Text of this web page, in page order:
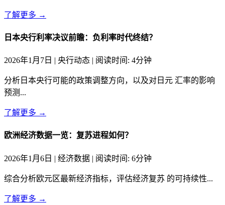
了解更多 →
日本央行利率决议前瞻：负利率时代终结？
2026年1月7日 | 央行动态 | 阅读时间: 4分钟
分析日本央行可能的政策调整方向，以及对日元 汇率的影响
预测...
了解更多 →
欧洲经济数据一览：复苏进程如何？
2026年1月6日 | 经济数据 | 阅读时间: 6分钟
综合分析欧元区最新经济指标，评估经济复苏 的可持续性...
了解更多 →